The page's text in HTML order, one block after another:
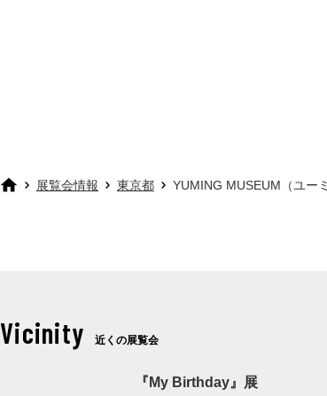
展覧会情報 東京都 YUMING MUSEUM（ユー
Vicinity 近くの展覧会
『My Birthday』展